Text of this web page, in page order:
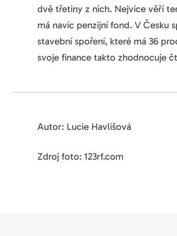
dvě třetiny z nich. Nejvíce věří
má navíc penzijní fond. V Česku
stavební spoření, které má 36
svoje finance takto zhodnocuje
Autor: Lucie Havlišová
Zdroj foto: 123rf.com